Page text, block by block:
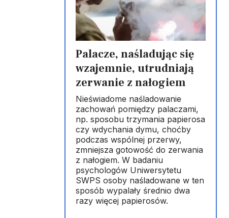
Palacze, naśladując się
wzajemnie, utrudniają
zerwanie z nałogiem
Nieświadome naśladowanie
zachowań pomiędzy palaczami,
np. sposobu trzymania papierosa
czy wdychania dymu, choćby
podczas wspólnej przerwy,
zmniejsza gotowość do zerwania
z nałogiem. W badaniu
psychologów Uniwersytetu
SWPS osoby naśladowane w ten
sposób wypalały średnio dwa
razy więcej papierosów.